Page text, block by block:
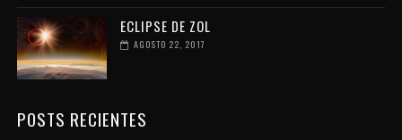
ECLIPSE DE ZOL
AGOSTO 22, 2017
POSTS RECIENTES